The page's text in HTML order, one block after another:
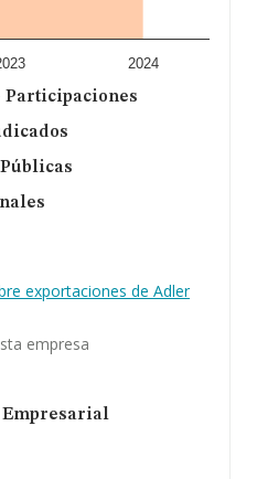
2.210 millones de euros.
de antigüedad desde la
Adler Pelzer Spain S.L
de conjuntos y
y de insonorizacion del
de sectores, la
respecto al 2023,
nacional, de todas
ha retrocedido.
2024
exportaciones de Adler
empresa
Empresarial